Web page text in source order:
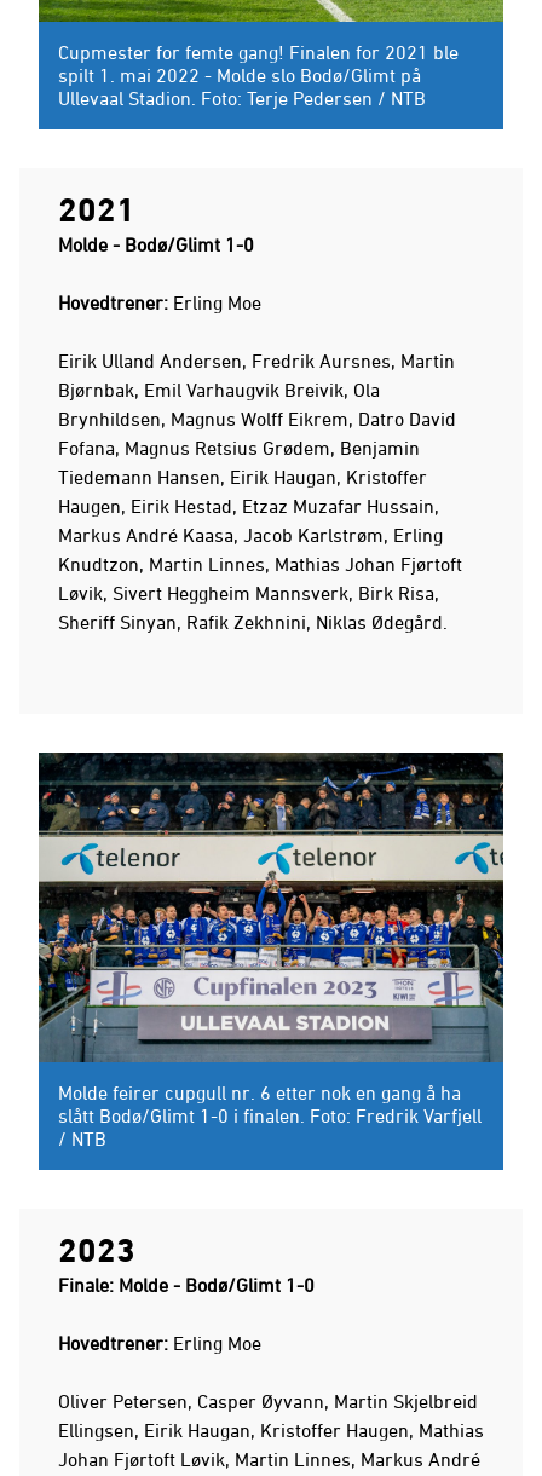
Cupmester for femte gang! Finalen for 2021 ble
spilt 1. mai 2022 - Molde slo Bodø/Glimt på
Ullevaal Stadion. Foto: Terje Pedersen / NTB
2021
Molde - Bodø/Glimt 1-0
Hovedtrener: Erling Moe
Eirik Ulland Andersen, Fredrik Aursnes, Martin
Bjørnbak, Emil Varhaugvik Breivik, Ola
Brynhildsen, Magnus Wolff Eikrem, Datro David
Fofana, Magnus Retsius Grødem, Benjamin
Tiedemann Hansen, Eirik Haugan, Kristoffer
Haugen, Eirik Hestad, Etzaz Muzafar Hussain,
Markus André Kaasa, Jacob Karlstrøm, Erling
Knudtzon, Martin Linnes, Mathias Johan Fjørtoft
Løvik, Sivert Heggheim Mannsverk, Birk Risa,
Sheriff Sinyan, Rafik Zekhnini, Niklas Ødegård.
Molde feirer cupgull nr. 6 etter nok en gang å ha
slått Bodø/Glimt 1-0 i finalen. Foto: Fredrik Varfjell
/ NTB
2023
Finale: Molde - Bodø/Glimt 1-0
Hovedtrener: Erling Moe
Oliver Petersen, Casper Øyvann, Martin Skjelbreid
Ellingsen, Eirik Haugan, Kristoffer Haugen, Mathias
Johan Fjørtoft Løvik, Martin Linnes, Markus André